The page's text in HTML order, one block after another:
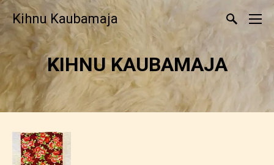
Kihnu Kaubamaja
KIHNU KAUBAMAJA